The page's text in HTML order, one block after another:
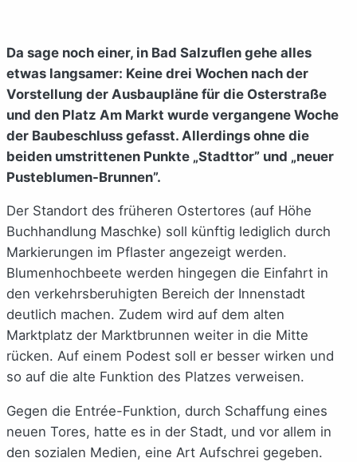
Da sage noch einer, in Bad Salzuflen gehe alles
etwas langsamer: Keine drei Wochen nach der
Vorstellung der Ausbaupläne für die Osterstraße
und den Platz Am Markt wurde vergangene Woche
der Baubeschluss gefasst. Allerdings ohne die
beiden umstrittenen Punkte „Stadttor” und „neuer
Pusteblumen-Brunnen”.
Der Standort des früheren Ostertores (auf Höhe
Buchhandlung Maschke) soll künftig lediglich durch
Markierungen im Pflaster angezeigt werden.
Blumenhochbeete werden hingegen die Einfahrt in
den verkehrsberuhigten Bereich der Innenstadt
deutlich machen. Zudem wird auf dem alten
Marktplatz der Marktbrunnen weiter in die Mitte
rücken. Auf einem Podest soll er besser wirken und
so auf die alte Funktion des Platzes verweisen.
Gegen die Entrée-Funktion, durch Schaffung eines
neuen Tores, hatte es in der Stadt, und vor allem in
den sozialen Medien, eine Art Aufschrei gegeben.